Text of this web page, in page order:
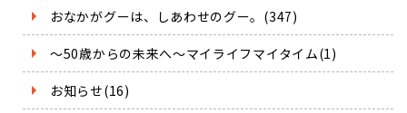
おなかがグーは、しあわせのグー。(347)
～50歳からの未来へ～マイライフマイタイム(1)
お知らせ(16)